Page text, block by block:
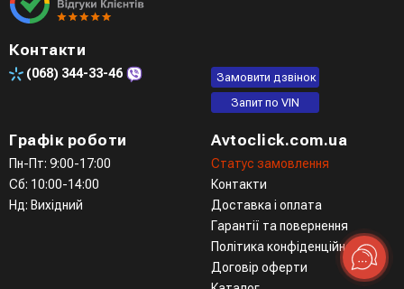
Контакти
(068) 344-33-46
Замовити дзвінок
Запит по VIN
Графік роботи
Пн-Пт: 9:00-17:00
Сб: 10:00-14:00
Нд: Вихідний
Avtoclick.com.ua
Статус замовлення
Контакти
Доставка і оплата
Гарантії та повернення
Політика конфіденційності
Договір оферти